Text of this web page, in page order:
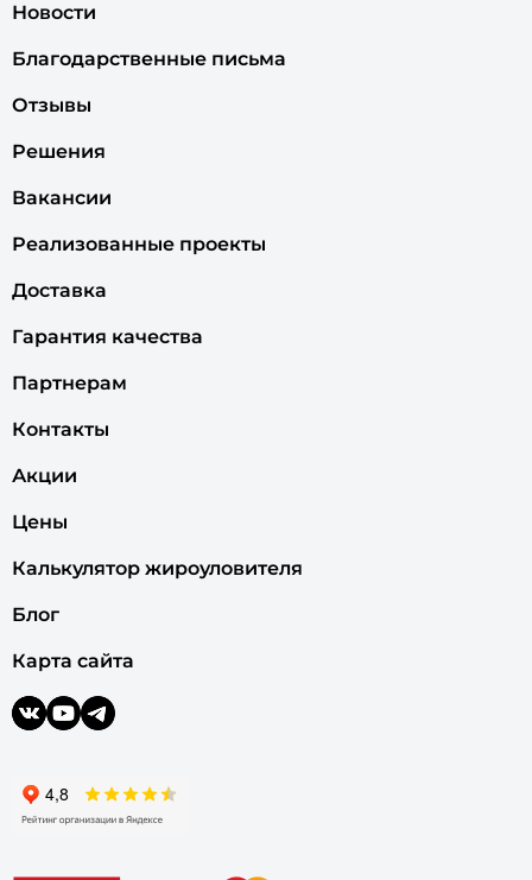
Новости
Благодарственные письма
Отзывы
Решения
Вакансии
Реализованные проекты
Доставка
Гарантия качества
Партнерам
Контакты
Акции
Цены
Калькулятор жироуловителя
Блог
Карта сайта